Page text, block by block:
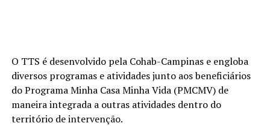
O TTS é desenvolvido pela Cohab-Campinas e engloba
diversos programas e atividades junto aos beneficiários
do Programa Minha Casa Minha Vida (PMCMV) de
maneira integrada a outras atividades dentro do
território de intervenção.